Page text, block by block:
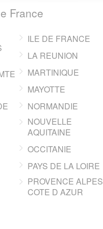
France
ILE DE FRANCE
LA REUNION
MARTINIQUE
MAYOTTE
NORMANDIE
NOUVELLE
AQUITAINE
OCCITANIE
PAYS DE LA LOIRE
PROVENCE ALPES
COTE D AZUR